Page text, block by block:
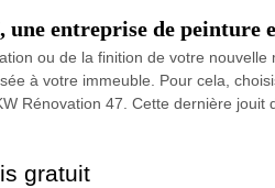
une entreprise de peinture
ou de la finition de votre
à votre immeuble. Pour cela,
Rénovation 47. Cette dernière
gratuit